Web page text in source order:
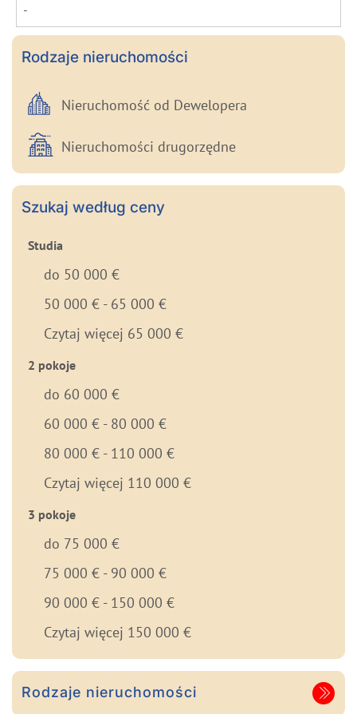
-
Rodzaje nieruchomości
Nieruchomość od Dewelopera
Nieruchomości drugorzędne
Szukaj według ceny
Studia
do 50 000 €
50 000 € - 65 000 €
Czytaj więcej 65 000 €
2 pokoje
do 60 000 €
60 000 € - 80 000 €
80 000 € - 110 000 €
Czytaj więcej 110 000 €
3 pokoje
do 75 000 €
75 000 € - 90 000 €
90 000 € - 150 000 €
Czytaj więcej 150 000 €
Rodzaje nieruchomości